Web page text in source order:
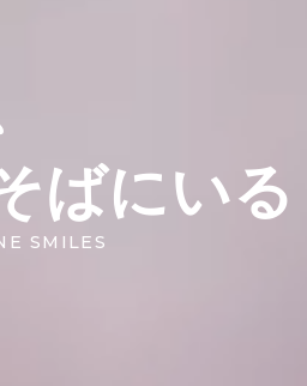
ばにいる
SMILES